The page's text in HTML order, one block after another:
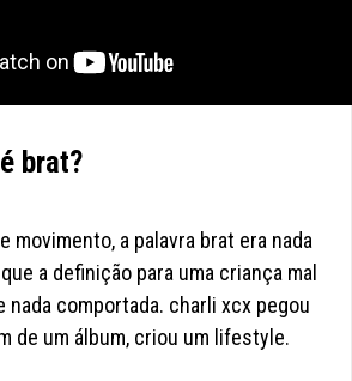
brat?
movimento, a palavra brat era nada
a definição para uma criança mal
nada comportada. charli xcx pegou
de um álbum, criou um lifestyle.